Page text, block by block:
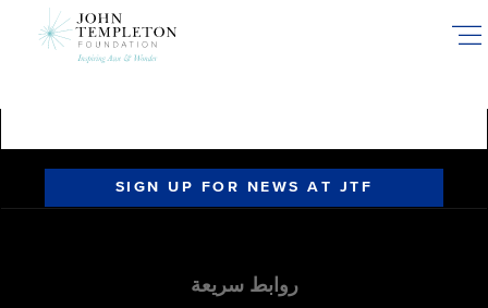
SIGN UP FOR NEWS AT JTF
روابط سريعة